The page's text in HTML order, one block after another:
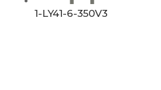
1-LY41-6-350V3